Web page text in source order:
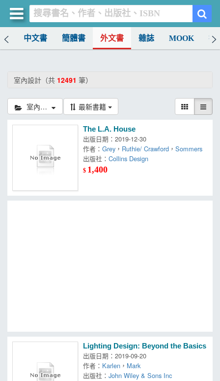
中文書 簡體書 外文書 雜誌 MOOK 找
室內設計（共 12491 筆）
室內設計 最新書籍
The L.A. House
出版日期：2019-12-30
作者：Grey ， Ruthie/ Crawford ，Sommers
出版社：Collins Design
$ 1,400
Lighting Design: Beyond the Basics
出版日期：2019-09-20
作者： Karlen ， Mark
出版社：John Wiley & Sons Inc
買書網
書店暢銷榜
簡體書
外文書